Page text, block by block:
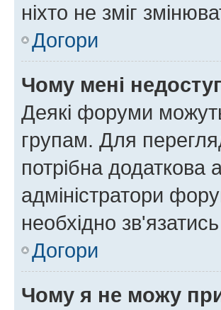
ніхто не зміг
Догори
Чому мені
Деякі форуми
групам. Для
потрібна додаткова
адміністратори
необхідно
Догори
Чому я не можу